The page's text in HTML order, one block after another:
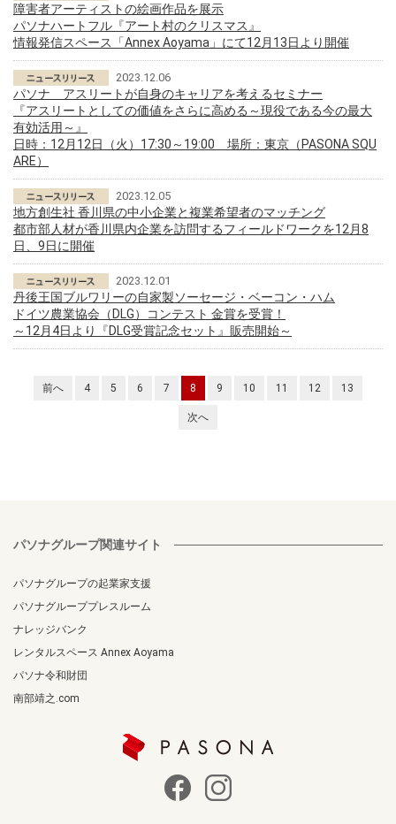
障害者アーティストの絵画作品を展示
パソナハートフル『アート村のクリスマス』
情報発信スペース「Annex Aoyama」にて12月13日より開催
2023.12.06
パソナ アスリートが自身のキャリアを考えるセミナー
『アスリートとしての価値をさらに高める～現役である今の最大
有効活用～』
日時：12月12日（火）17:30～19:00 場所：東京（PASONA SQU
ARE）
2023.12.05
地方創生社 香川県の中小企業と複業希望者のマッチング
都市部人材が香川県内企業を訪問するフィールドワークを12月8
日、9日に開催
2023.12.01
丹後王国ブルワリーの自家製ソーセージ・ベーコン・ハム
ドイツ農業協会（DLG）コンテスト 金賞を受賞！
～12月4日より『DLG受賞記念セット』販売開始～
前へ 4 5 6 7 8 9 10 11 12 13
次へ
パソナグループ関連サイト
パソナグループの起業家支援
パソナグループプレスルーム
ナレッジバンク
レンタルスペース Annex Aoyama
パソナ令和財団
南部靖之.com